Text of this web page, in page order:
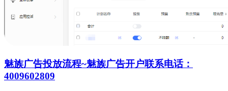
魅族广告投放流程~魅族广告开户联系电话：
4009602809